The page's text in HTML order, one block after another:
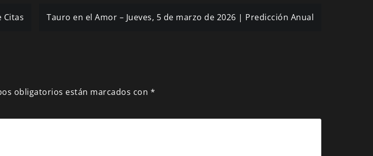
Citas Tauro en el Amor – Jueves, 5 de marzo de 2026 | Predicción Anual
obligatorios están marcados con *